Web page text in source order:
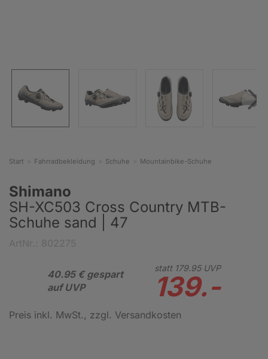
Start Fahrradbekleidung Schuhe Mountainbike-Schuhe
Shimano
SH-XC503 Cross Country MTB-
Schuhe sand | 47
40.95 € gespart
auf UVP
statt 179.95UVP
139.-
Preis inkl. MwSt., zzgl. Versandkosten